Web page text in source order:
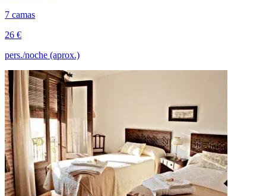
7 camas
26 €
pers./noche (aprox.)